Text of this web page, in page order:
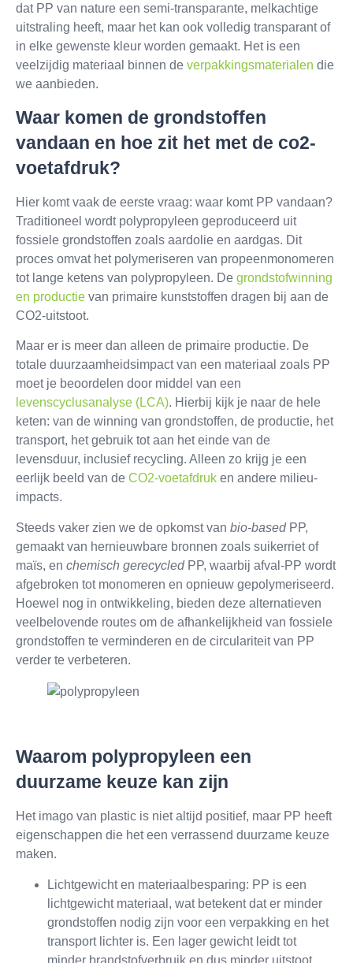
dat PP van nature een semi-transparante, melkachtige
uitstraling heeft, maar het kan ook volledig transparant of
in elke gewenste kleur worden gemaakt. Het is een
veelzijdig materiaal binnen de verpakkingsmaterialen die
we aanbieden.
Waar komen de grondstoffen
vandaan en hoe zit het met de co2-
voetafdruk?
Hier komt vaak de eerste vraag: waar komt PP vandaan?
Traditioneel wordt polypropyleen geproduceerd uit
fossiele grondstoffen zoals aardolie en aardgas. Dit
proces omvat het polymeriseren van propeenmonomeren
tot lange ketens van polypropyleen. De grondstofwinning
en productie van primaire kunststoffen dragen bij aan de
CO2-uitstoot.
Maar er is meer dan alleen de primaire productie. De
totale duurzaamheidsimpact van een materiaal zoals PP
moet je beoordelen door middel van een
levenscyclusanalyse (LCA). Hierbij kijk je naar de hele
keten: van de winning van grondstoffen, de productie, het
transport, het gebruik tot aan het einde van de
levensduur, inclusief recycling. Alleen zo krijg je een
eerlijk beeld van de CO2-voetafdruk en andere milieu-
impacts.
Steeds vaker zien we de opkomst van bio-basedPP,
gemaakt van hernieuwbare bronnen zoals suikerriet of
maïs, en chemisch gerecycledPP, waarbij afval-PP wordt
afgebroken tot monomeren en opnieuw gepolymeriseerd.
Hoewel nog in ontwikkeling, bieden deze alternatieven
veelbelovende routes om de afhankelijkheid van fossiele
grondstoffen te verminderen en de circulariteit van PP
verder te verbeteren.
Waarom polypropyleen een
duurzame keuze kan zijn
Het imago van plastic is niet altijd positief, maar PP heeft
eigenschappen die het een verrassend duurzame keuze
maken.
Lichtgewicht en materiaalbesparing: PP is een
lichtgewicht materiaal, wat betekent dat er minder
grondstoffen nodig zijn voor een verpakking en het
transport lichter is. Een lager gewicht leidt tot
minder brandstofverbruik en dus minder uitstoot